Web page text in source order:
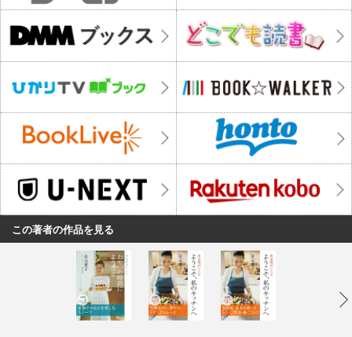
この著者の作品を見る